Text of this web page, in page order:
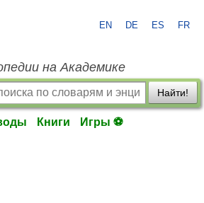
EN DE ES FR
на Академике
Найти!
Книги Игры ⚽